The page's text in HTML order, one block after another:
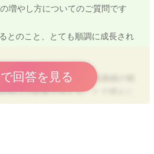
増やし方についてのご質問です
とのこと、とても順調に成長され
いとのことですが、成長曲線の範
期は活動量が増えることで増えに
心配しすぎなくて大丈夫ですよ。
たそうにしている様子があれば、
てあげて問題ありません。
回答を見る